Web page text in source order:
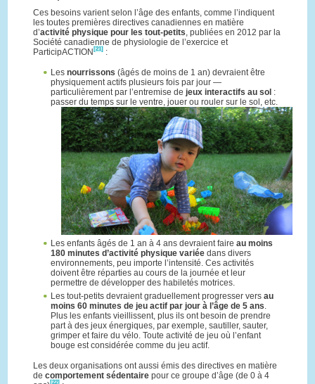
Ces besoins varient selon l’âge des enfants, comme l’indiquent
les toutes premières directives canadiennes en matière
d’activité physique pour les tout-petits, publiées en 2012 par la
Société canadienne de physiologie de l’exercice et
ParticipACTION [21] :
Les nourrissons (âgés de moins de 1 an) devraient être
physiquement actifs plusieurs fois par jour —
particulièrement par l’entremise de jeux interactifs au sol :
passer du temps sur le ventre, jouer ou rouler sur le sol, etc.
Les enfants âgés de 1 an à 4 ans devraient faire au moins
180 minutes d’activité physique variéedans divers
environnements, peu importe l’intensité. Ces activités
doivent être réparties au cours de la journée et leur
permettre de développer des habiletés motrices.
Les tout-petits devraient graduellement progresser vers au
moins 60 minutes de jeu actif par jour à l’âge de 5 ans.
Plus les enfants vieillissent, plus ils ont besoin de prendre
part à des jeux énergiques, par exemple, sautiller, sauter,
grimper et faire du vélo. Toute activité de jeu où l’enfant
bouge est considérée comme du jeu actif.
Les deux organisations ont aussi émis des directives en matière
de comportement sédentairepour ce groupe d’âge (de 0 à 4
[22]